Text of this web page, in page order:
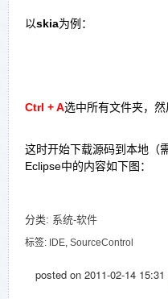
以skia为例：
Ctrl + A选中所有文件夹，然
这时开始下载源码到本地（
Eclipse中的内容如下图：
分类: 系统-软件
标签: IDE, SourceControl
posted on 2011-02-14 15:31